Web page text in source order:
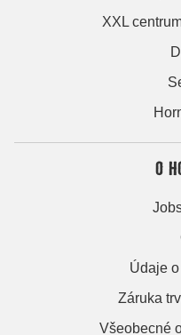
XXL
O
Údaje
Záruka
Všeobecné